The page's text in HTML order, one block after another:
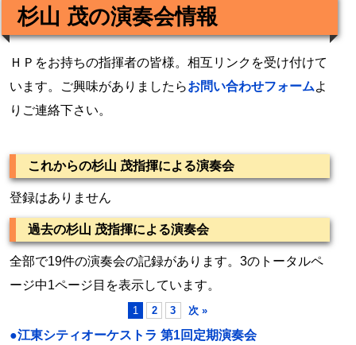
杉山 茂の演奏会情報
ＨＰをお持ちの指揮者の皆様。相互リンクを受け付けて
います。ご興味がありましたらお問い合わせフォームよ
りご連絡下さい。
これからの杉山 茂指揮による演奏会
登録はありません
過去の杉山 茂指揮による演奏会
全部で19件の演奏会の記録があります。3のトータルペ
ージ中1ページ目を表示しています。
1 2 3 次 »
●江東シティオーケストラ 第1回定期演奏会